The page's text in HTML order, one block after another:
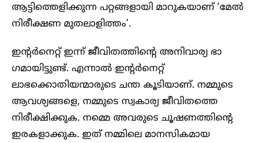
ആട്ടിത്തെളിക്കുന്ന പറ്റങ്ങളായി മാറുകയാണ് ‘മേൽ
നിരീക്ഷണ മുതലാളിത്തം’.
ഇന്റർനെറ്റ് ഇന്ന് ജീവിതത്തിന്റെ അനിവാര്യ ഭാ​
ഗമായിട്ടുണ്ട്. എന്നാൽ ഇന്റർനെറ്റ്
ലാഭക്കൊതിയന്മാരുടെ ചന്ത കൂടിയാണ്. നമ്മുടെ
ആവശ്യങ്ങളെ, നമ്മുടെ സ്വകാര്യ ജീവിതത്തെ
നിരീക്ഷിക്കുക. നമ്മെ അവരുടെ ചൂഷണത്തിന്റെ
ഇരകളാക്കുക. ഇത് നമ്മിലെ മാനസികമായ